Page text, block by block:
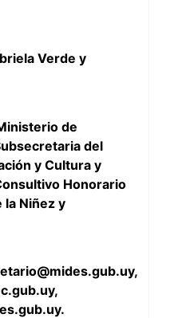
Verde y
de
del
y Cultura y
Honorario
la Niñez y